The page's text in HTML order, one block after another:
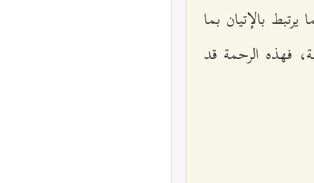
بالإتيان بما
فهذه الرحمة قد